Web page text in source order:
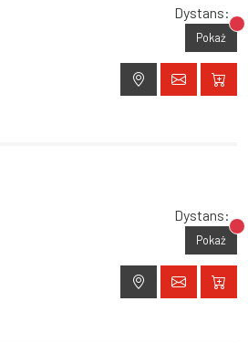
Dystans:
Pokaż
Dystans:
Pokaż